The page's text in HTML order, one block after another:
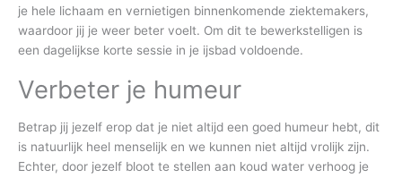
je hele lichaam en vernietigen binnenkomende ziektemakers,
waardoor jij je weer beter voelt. Om dit te bewerkstelligen is
een dagelijkse korte sessie in je ijsbad voldoende.
Verbeter je humeur
Betrap jij jezelf erop dat je niet altijd een goed humeur hebt, dit
is natuurlijk heel menselijk en we kunnen niet altijd vrolijk zijn.
Echter, door jezelf bloot te stellen aan koud water verhoog je